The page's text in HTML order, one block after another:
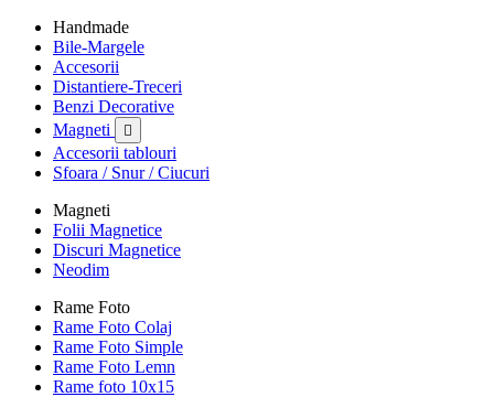
Handmade
Bile-Margele
Accesorii
Distantiere-Treceri
Benzi Decorative
Magneti

Accesorii tablouri
Sfoara / Snur / Ciucuri
Magneti
Folii Magnetice
Discuri Magnetice
Neodim
Rame Foto
Rame Foto Colaj
Rame Foto Simple
Rame Foto Lemn
Rame foto 10x15